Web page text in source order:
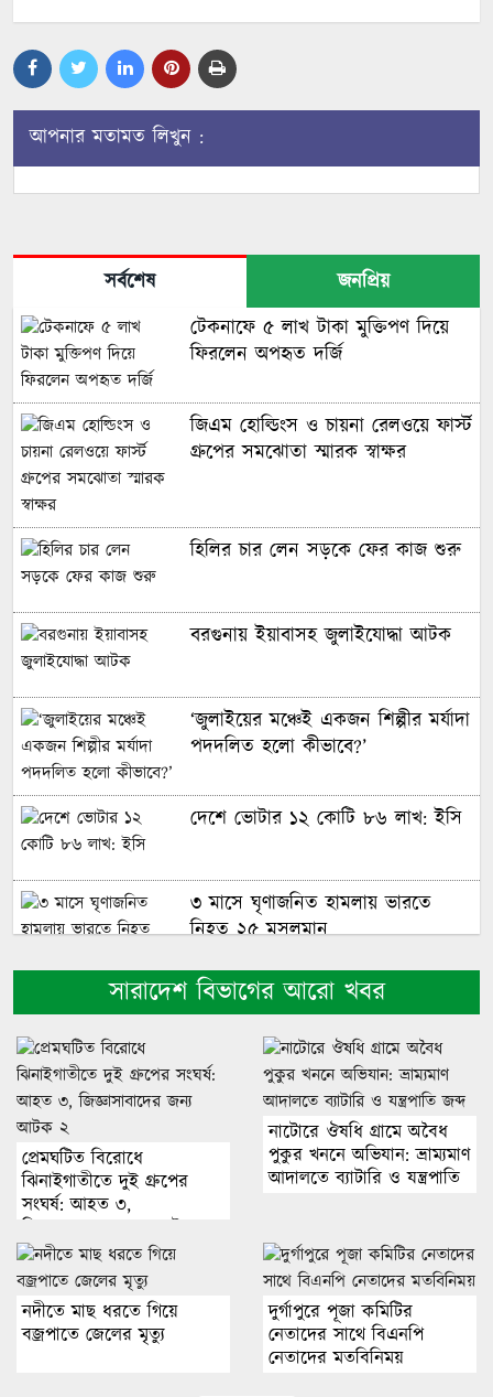
আপনার মতামত লিখুন :
সর্বশেষ
জনপ্রিয়
টেকনাফে ৫ লাখ টাকা মুক্তিপণ দিয়ে
ফিরলেন অপহৃত দর্জি
জিএম হোল্ডিংস ও চায়না রেলওয়ে ফার্স্ট
গ্রুপের সমঝোতা স্মারক স্বাক্ষর
হিলির চার লেন সড়কে ফের কাজ শুরু
বরগুনায় ইয়াবাসহ জুলাইযোদ্ধা আটক
‘জুলাইয়ের মঞ্চেই একজন শিল্পীর মর্যাদা
পদদলিত হলো কীভাবে?’
দেশে ভোটার ১২ কোটি ৮৬ লাখ: ইসি
৩ মাসে ঘৃণাজনিত হামলায় ভারতে
নিহত ২৫ মুসলমান
সিলেটে হামের উপসর্গ নিয়ে ৩ জনের
জো বাইডেনের ক্যান্সার আরো ছড়িয়ে
পড়েছে
এসব ফালতু বিষয় পাত্তা দিই না,
ঢাকার বাইরে উন্নত চিকিৎসায় চীনের
সহায়তায় ২০ হাসপাতাল
সারাদেশ বিভাগের আরো খবর
প্রেমঘটিত বিরোধে
ঝিনাইগাতীতে দুই গ্রুপের
সংঘর্ষ: আহত ৩,
জিজ্ঞাসাবাদের জন্য আটক ২
নাটোরে ঔষধি গ্রামে অবৈধ
পুকুর খননে অভিযান: ভ্রাম্যমাণ
আদালতে ব্যাটারি ও যন্ত্রপাতি
নদীতে মাছ ধরতে গিয়ে
বজ্রপাতে জেলের মৃত্যু
দুর্গাপুরে পূজা কমিটির
নেতাদের সাথে বিএনপি
নেতাদের মতবিনিময়